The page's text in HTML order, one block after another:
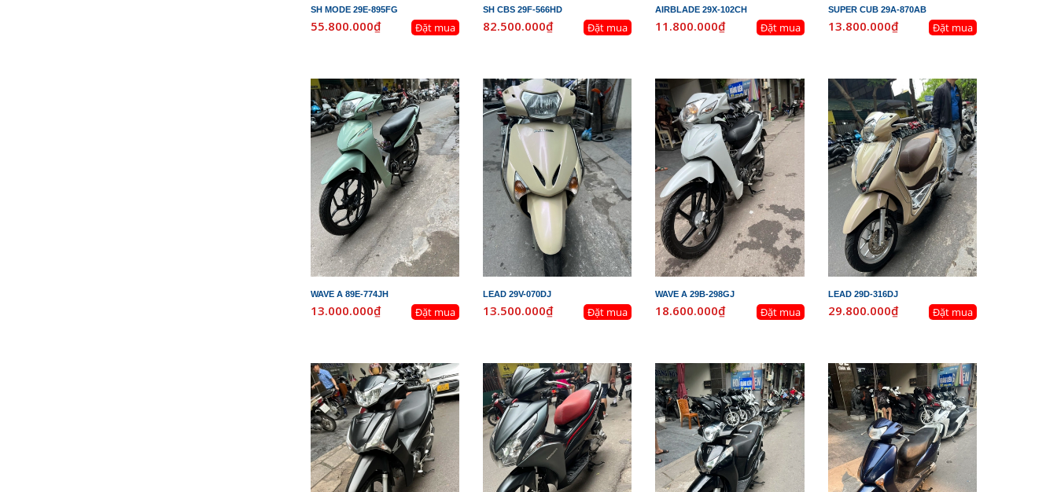
SH MODE 29E-895FG
55.800.000₫ Đặt mua
SH CBS 29F-566HD
82.500.000₫ Đặt mua
AIRBLADE 29X-102CH
11.800.000₫ Đặt mua
SUPER CUB 29A-870AB
13.800.000₫ Đặt mua
WAVE A 89E-774JH
13.000.000₫ Đặt mua
LEAD 29V-070DJ
13.500.000₫ Đặt mua
WAVE A 29B-298GJ
18.600.000₫ Đặt mua
LEAD 29D-316DJ
29.800.000₫ Đặt mua